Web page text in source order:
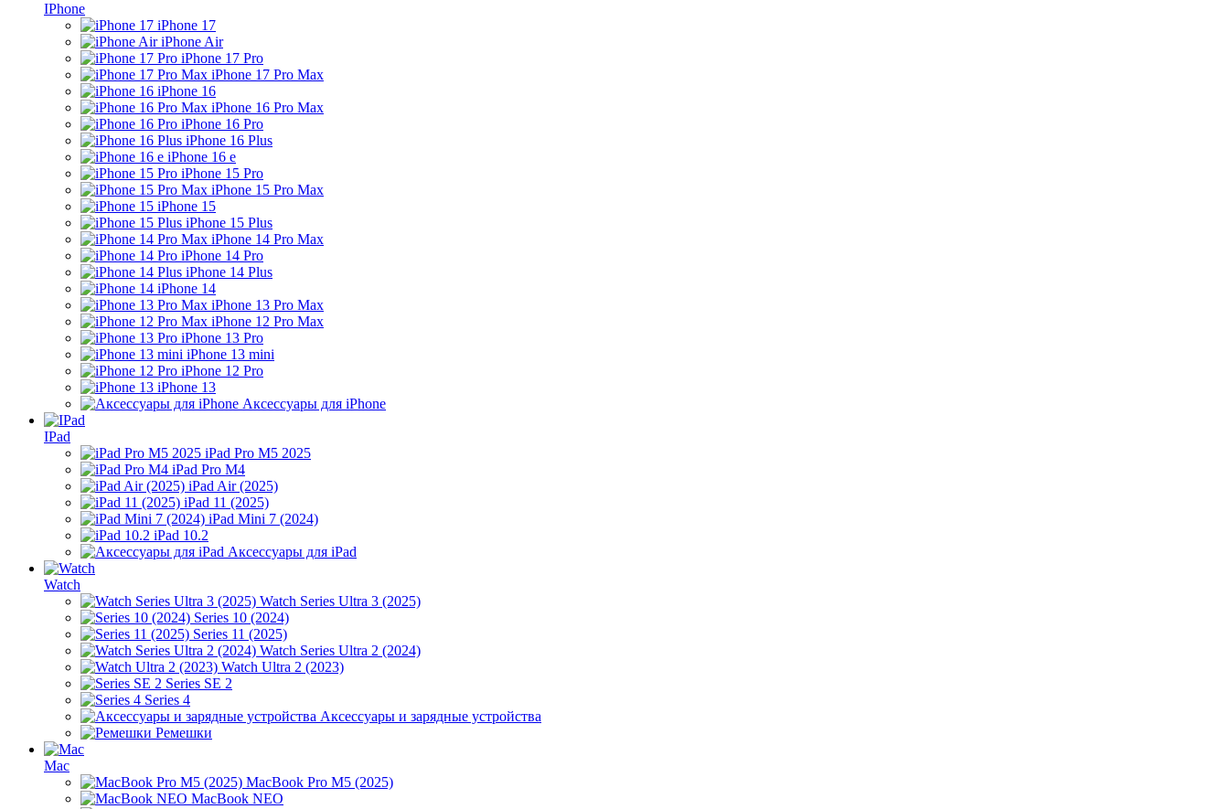
IPhone
iPhone 17
iPhone Air
iPhone 17 Pro
iPhone 17 Pro Max
iPhone 16
iPhone 16 Pro Max
iPhone 16 Pro
iPhone 16 Plus
iPhone 16 e
iPhone 15 Pro
iPhone 15 Pro Max
iPhone 15
iPhone 15 Plus
iPhone 14 Pro Max
iPhone 14 Pro
iPhone 14 Plus
iPhone 14
iPhone 13 Pro Max
iPhone 12 Pro Max
iPhone 13 Pro
iPhone 13 mini
iPhone 12 Pro
iPhone 13
Аксессуары для iPhone
IPad
iPad Pro M5 2025
iPad Pro M4
iPad Air (2025)
iPad 11 (2025)
iPad Mini 7 (2024)
iPad 10.2
Аксессуары для iPad
Watch
Watch Series Ultra 3 (2025)
Series 10 (2024)
Series 11 (2025)
Watch Series Ultra 2 (2024)
Watch Ultra 2 (2023)
Series SE 2
Series 4
Аксессуары и зарядные устройства
Ремешки
Mac
MacBook Pro M5 (2025)
MacBook NEO